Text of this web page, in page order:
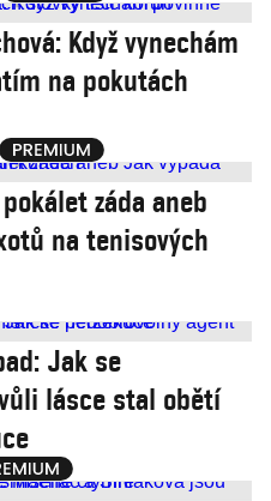
Když vynechám
na pokutách
záda aneb
na tenisových
Jak se
lásce stal obětí